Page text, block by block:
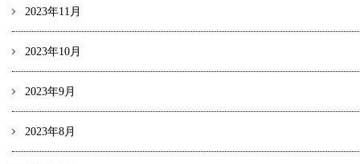
2023年11月
2023年10月
2023年9月
2023年8月